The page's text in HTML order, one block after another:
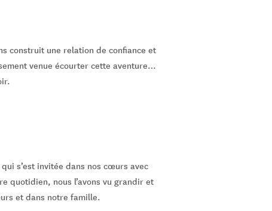
construit une relation de confiance et
venue écourter cette aventure…
s’est invitée dans nos cœurs avec
quotidien, nous l’avons vu grandir et
et dans notre famille.